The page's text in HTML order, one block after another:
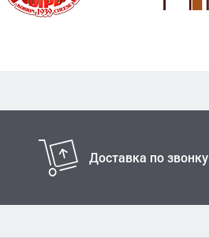
Доставка по звонку